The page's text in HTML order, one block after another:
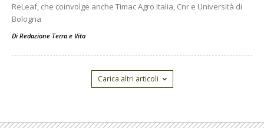
ReLeaf, che coinvolge anche Timac Agro Italia, Cnr e Università di
Bologna
Di Redazione Terra e Vita
Carica altri articoli